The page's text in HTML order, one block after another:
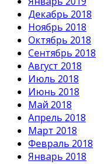
Декабрь 2018
Ноябрь 2018
Октябрь 2018
Сентябрь 2018
Август 2018
Июль 2018
Июнь 2018
Май 2018
Апрель 2018
Март 2018
Февраль 2018
Январь 2018